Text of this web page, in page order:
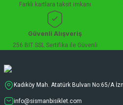
Farklı kartlara taksit imkanı
Güvenli Alışveriş
256 BIT SSL Sertifika ile Güvenli
Kadıköy Mah. Atatürk Bulvarı No:65/A
info@sismanbisiklet.com